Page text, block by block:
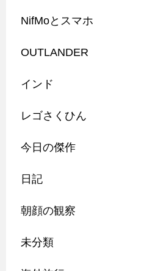
NifMoとスマホ
OUTLANDER
インド
レゴさくひん
今日の傑作
日記
朝顔の観察
未分類